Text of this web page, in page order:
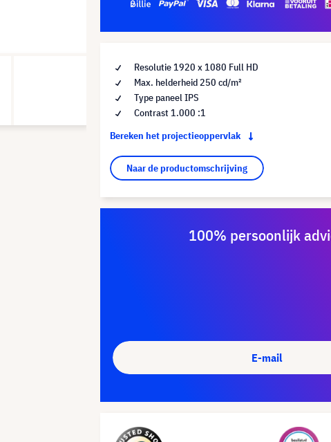
Resolutie 1920 x 1080 Full HD
Max. helderheid 250 cd/m²
Type paneel IPS
Contrast 1.000 :1
Bereken het projectieoppervlak
Naar de productomschrijving
100% persoonlijk
E-mail